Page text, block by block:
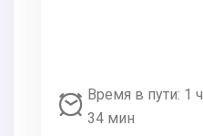
Время в пути: 1 ч
34 мин